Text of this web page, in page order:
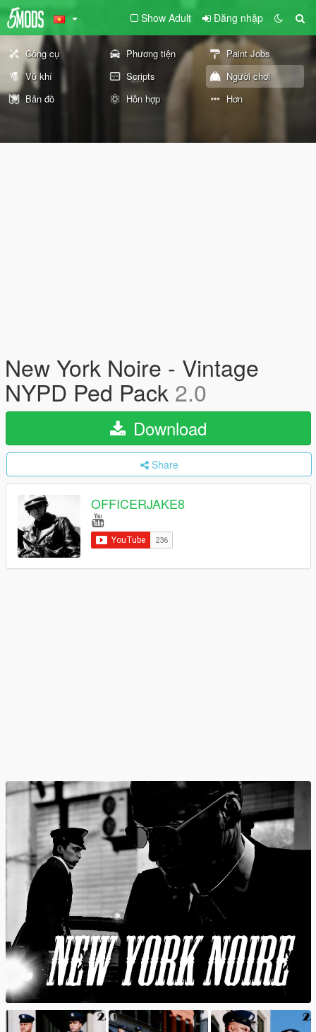
Show Adult Đăng nhập
Công cụ Phương tiện
Paint Jobs
Vũ khí
Scripts
Người chơi
Bản đồ
Hỗn hợp Hơn
New York Noire - Vintage
NYPD Ped Pack 2.0
Download
Share
OFFICERJAKE8